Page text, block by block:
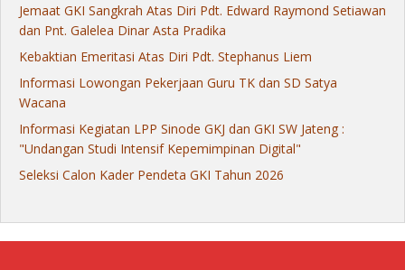
Jemaat GKI Sangkrah Atas Diri Pdt. Edward Raymond Setiawan
dan Pnt. Galelea Dinar Asta Pradika
Kebaktian Emeritasi Atas Diri Pdt. Stephanus Liem
Informasi Lowongan Pekerjaan Guru TK dan SD Satya
Wacana
Informasi Kegiatan LPP Sinode GKJ dan GKI SW Jateng :
"Undangan Studi Intensif Kepemimpinan Digital"
Seleksi Calon Kader Pendeta GKI Tahun 2026